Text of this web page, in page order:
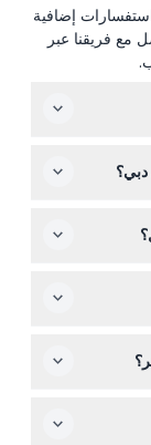
إضافية
مع فريقنا عبر
الأمان
رسوم؛ الإلغاءات التي تتم بين 48 و24 ساعة تحمل رسوم 50٪؛
الجوية